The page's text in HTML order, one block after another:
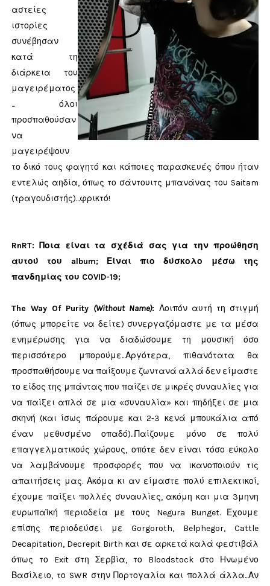
αστείες
ιστορίες
συνέβησαν
κατά τη
διάρκεια του
μαγειρέματος
... όλοι
προσπαθούσαν
να
μαγειρέψουν
το δικό τους φαγητό και κάποιες παρασκευές όπου ήταν
εντελώς αηδία, όπως το σάντουιτς μπανάνας του Saitam
(τραγουδιστής)...φρικτό!
RnRT: Ποια είναι τα σχέδιά σας για την προώθηση
αυτού του album; Είναι πιο δύσκολο μέσω της
πανδημίας του COVID-19;
The Way Of Purity (Without Name):Λοιπόν αυτή τη στιγμή
(όπως μπορείτε να δείτε) συνεργαζόμαστε με τα μέσα
ενημέρωσης για να διαδώσουμε τη μουσική όσο
περισσότερο μπορούμε...Αργότερα, πιθανότατα θα
προσπαθήσουμε να παίξουμε ζωντανά αλλά δεν είμαστε
το είδος της μπάντας που παίζει σε μικρές συναυλίες για
να παίξει απλά σε μια «συναυλία» και πηδήξει σε μια
σκηνή (και ίσως πάρουμε και 2-3 κενά μπουκάλια από
έναν μεθυσμένο οπαδό)...Παίζουμε μόνο σε πολύ
επαγγελματικούς χώρους, οπότε δεν είναι τόσο εύκολο
να λαμβάνουμε προσφορές που να ικανοποιούν τις
απαιτήσεις μας. Ακόμα κι αν είμαστε πολύ επιλεκτικοί,
έχουμε παίξει πολλές συναυλίες, ακόμη και μια 3μηνη
ευρωπαϊκή περιοδεία με τους Negura Bunget. Έχουμε
επίσης περιοδεύσει με Gorgoroth, Belphegor, Cattle
Decapitation, Decrepit Birth και σε αρκετά καλά φεστιβάλ
όπως το Exit στη Σερβία, το Bloodstock στο Ηνωμένο
Βασίλειο, το SWR στην Πορτογαλία και πολλά άλλα...Αν